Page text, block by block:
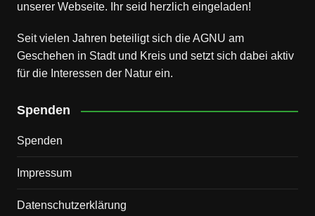
unserer Webseite. Ihr seid herzlich eingeladen!
Seit vielen Jahren beteiligt sich die AGNU am
Geschehen in Stadt und Kreis und setzt sich dabei aktiv
für die Interessen der Natur ein.
Spenden
Spenden
Impressum
Datenschutz­erklärung